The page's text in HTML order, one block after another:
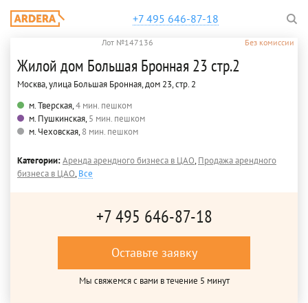
+7 495 646-87-18
Лот №147136 Без комиссии
Жилой дом Большая Бронная 23 стр.2
Москва, улица Большая Бронная, дом 23, стр. 2
м. Тверская,4 мин. пешком
м. Пушкинская,5 мин. пешком
м. Чеховская,8 мин. пешком
Категории:Аренда арендного бизнеса в ЦАО,Продажа арендного
бизнеса в ЦАО,Все
+7 495 646-87-18
Оставьте заявку
Мы свяжемся с вами в течение 5 минут